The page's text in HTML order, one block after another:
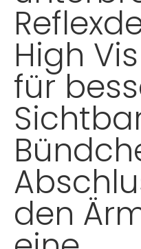
High
für
den